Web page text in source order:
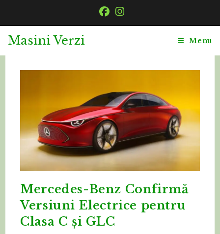
Masini Verzi Menu
Mercedes-Benz Confirmă
Versiuni Electrice pentru
Clasa C și GLC